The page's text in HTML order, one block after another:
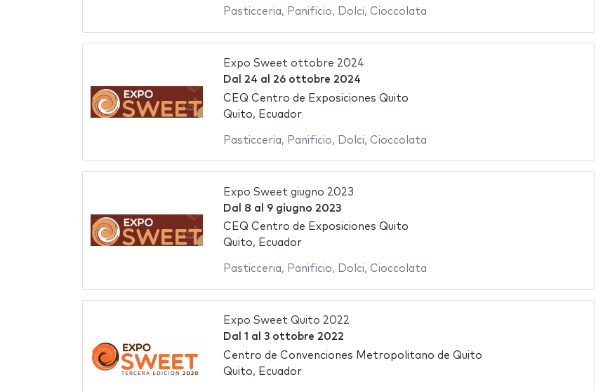
Pasticceria, Panificio, Dolci, Cioccolata
Expo Sweet ottobre 2024
Dal 24 al 26 ottobre 2024
CEQ Centro de Exposiciones Quito
Quito, Ecuador
Pasticceria, Panificio, Dolci, Cioccolata
Expo Sweet giugno 2023
Dal 8 al 9 giugno 2023
CEQ Centro de Exposiciones Quito
Quito, Ecuador
Pasticceria, Panificio, Dolci, Cioccolata
Expo Sweet Quito 2022
Dal 1 al 3 ottobre 2022
Centro de Convenciones Metropolitano de Quito
Quito, Ecuador